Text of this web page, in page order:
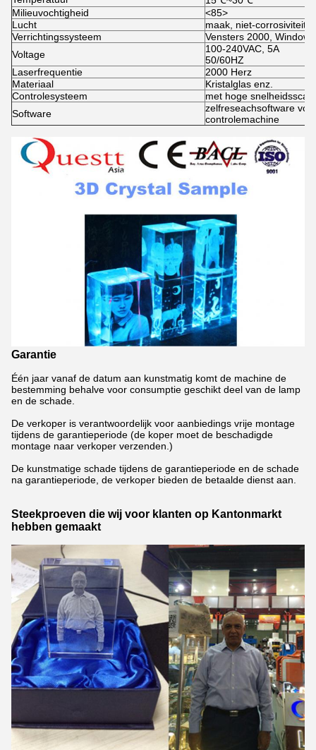
Milieuvochtigheid
<85>
Lucht
maak, niet-
Verrichtingssysteem
Vensters 2000,
Voltage
100-240VAC, 5A
50/60HZ
Laserfrequentie
2000 Herz
Materiaal
Kristalglas enz.
Controlesysteem
met hoge
Software
zelfreseachsoftware
controlemachine
Garantie
Één jaar vanaf de datum aan kunstmatig komt de machine de
bestemming behalve voor consumptie geschikt deel van de lamp
en de schade.
De verkoper is verantwoordelijk voor aanbiedings vrije montage
tijdens de garantieperiode (de koper moet de beschadigde
montage naar verkoper verzenden.)
De kunstmatige schade tijdens de garantieperiode en de schade
na garantieperiode, de verkoper bieden de betaalde dienst aan.
Steekproeven die wij voor klanten op Kantonmarkt
hebben gemaakt